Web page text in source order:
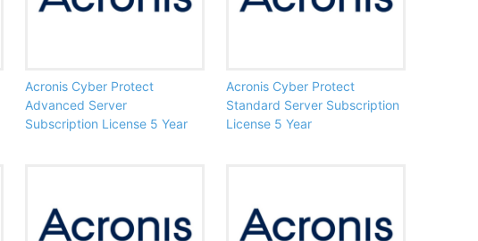
Acronis Cyber Protect
Advanced Server
Subscription License 5 Year
Acronis Cyber Protect
Standard Server Subscription
License 5 Year